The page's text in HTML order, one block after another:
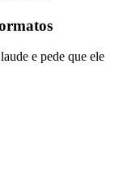
e pede que ele